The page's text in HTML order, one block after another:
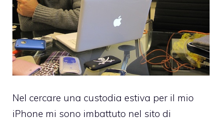
Nel cercare una custodia estiva per il mio
iPhone mi sono imbattuto nel sito di